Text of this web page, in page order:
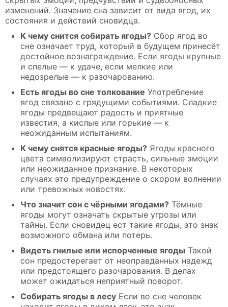
изменений. Значение сна зависит от вида ягод, их
состояния и действий сновидца.
К чему снится собирать ягоды? Сбор ягод во
сне означает труд, который в будущем принесёт
достойное вознаграждение. Если ягоды крупные
и спелые — к удаче, если мелкие или
недозрелые — к разочарованию.
Есть ягоды во сне толкование Употребление
ягод связано с грядущими событиями. Сладкие
ягоды предвещают радость и приятные
известия, а кислые или горькие — к
неожиданным испытаниям.
К чему снятся красные ягоды? Ягоды красного
цвета символизируют страсть, сильные эмоции
или неожиданное признание. В некоторых
случаях это предупреждение о скором волнении
или тревожных новостях.
Что значит сон с чёрными ягодами? Тёмные
ягоды могут означать скрытые угрозы или
тайны. Если сновидец ест такие ягоды, это знак
возможного обмана или потерь.
Видеть гнилые или испорченные ягоды Такой
сон предостерегает от неоправданных надежд
или предстоящего разочарования. В делах
может ожидаться неприятный поворот.
Собирать ягоды в лесу Если во сне человек